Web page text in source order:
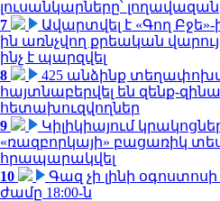
լուսանկարները՝
7
Ավարտվել է «Գող Բջե»-
ին առնչվող քրեական
ինչ է պարզվել
8
425 անձինք
հայտնաբերվել են զենք-
հետախուզվողներ
9
Կիլիկիայում
«ռազբորկայի» բացառիկ
հրապարակվել
10
Գազ չի լինի օգոստոսի
ժամը 18:00-ն